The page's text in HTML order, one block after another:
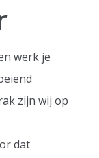
werk je
zijn wij op
dat